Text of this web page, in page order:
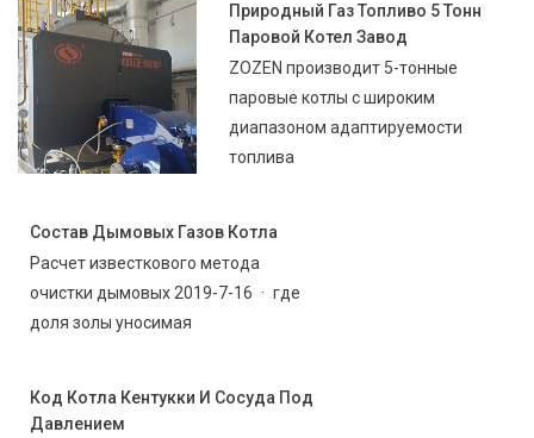
Природный Газ Топливо 5 Тонн
Паровой Котел Завод
ZOZEN производит 5-тонные
паровые котлы с широким
диапазоном адаптируемости
топлива
Состав Дымовых Газов Котла
Расчет известкового метода
очистки дымовых 2019-7-16 · где
доля золы уносимая
Код Котла Кентукки И Сосуда Под
Давлением